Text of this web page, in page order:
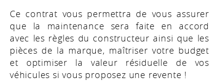
Ce contrat vous permettra de vous assurer
que la maintenance sera faite en accord
avec les règles du constructeur ainsi que les
pièces de la marque, maîtriser votre budget
et optimiser la valeur résiduelle de vos
véhicules si vous proposez une revente !